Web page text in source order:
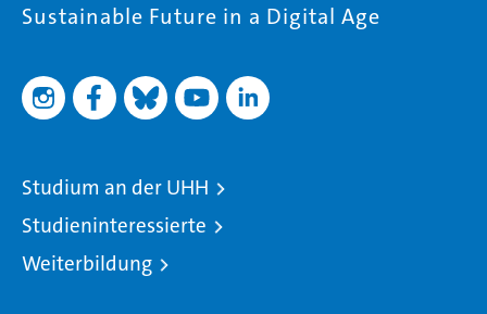
Sustainable Future in a Digital Age
Studium an der UHH
Studieninteressierte
Weiterbildung